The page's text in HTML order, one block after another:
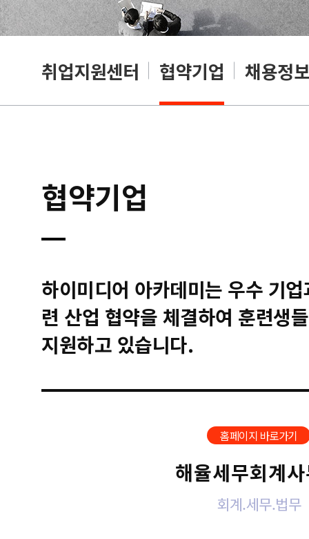
취업지원센터 협약기업 채용정보
협약기업
하이미디어 아카데미는 우수 기
련 산업 협약을 체결하여 훈련생
지원하고 있습니다.
홈페이지 바로가기
해율세무회계
회계.세무.법무